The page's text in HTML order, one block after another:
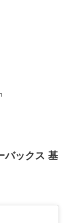
バックス 基